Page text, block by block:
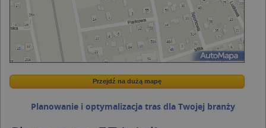
Wstaw tę mapkę na swoją stronę
Przejdź na dużą mapę
Przejdź na dużą mapę
Planowanie i optymalizacja tras dla Twojej branży